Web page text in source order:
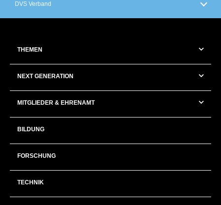
DVS Verband
THEMEN
NEXT GENERATION
MITGLIEDER & EHRENAMT
BILDUNG
FORSCHUNG
TECHNIK